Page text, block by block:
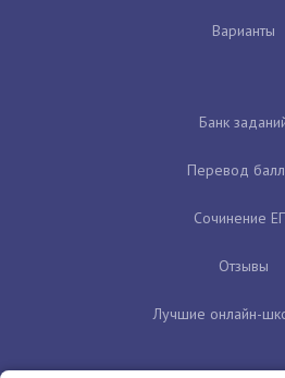
Варианты
Банк
Перевод
Сочинение
Отзывы
Лучшие онлайн-